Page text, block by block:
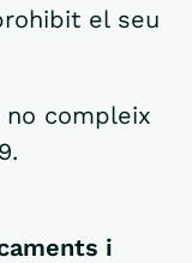
el seu
compleix
i